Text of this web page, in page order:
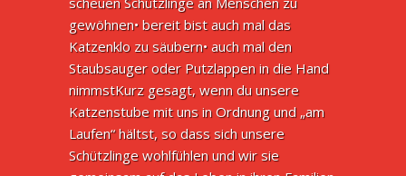
gewöhnen• bereit bist auch mal das
Katzenklo zu säubern• auch mal den
Staubsauger oder Putzlappen in die Hand
nimmstKurz gesagt, wenn du unsere
Katzenstube mit uns in Ordnung und „am
Laufen“ hältst, so dass sich unsere
Schützlinge wohlfühlen und wir sie